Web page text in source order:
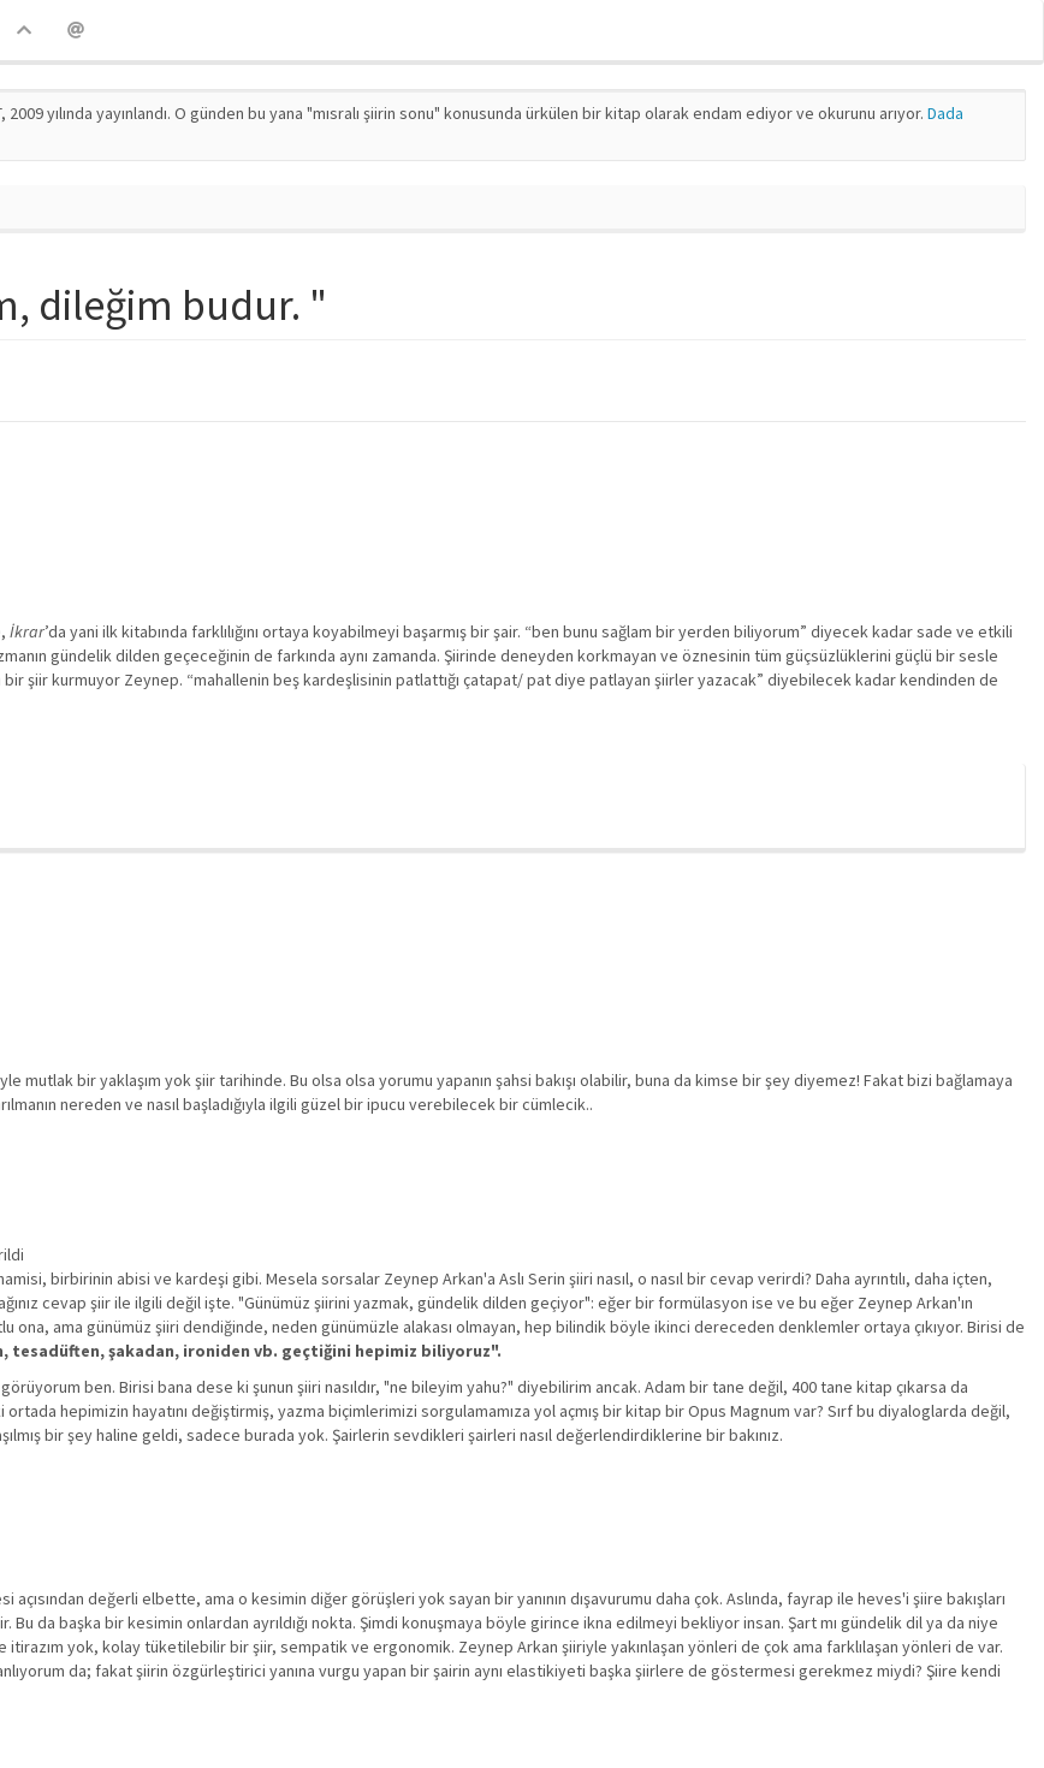
yılında yayınlandı. O günden bu yana "mısralı şiirin sonu" konusunda ürkülen bir kitap olarak endam ediyor ve okurunu arıyor. Dada
dileğim budur. "
İkrar’da yani ilk kitabında farklılığını ortaya koyabilmeyi başarmış bir şair. “ben bunu sağlam bir yerden biliyorum” diyecek kadar sade ve etkili
gündelik dilden geçeceğinin de farkında aynı zamanda. Şiirinde deneyden korkmayan ve öznesinin tüm güçsüzlüklerini güçlü bir sesle
şiir kurmuyor Zeynep. “mahallenin beş kardeşlisinin patlattığı çatapat/ pat diye patlayan şiirler yazacak” diyebilecek kadar kendinden de
mutlak bir yaklaşım yok şiir tarihinde. Bu olsa olsa yorumu yapanın şahsi bakışı olabilir, buna da kimse bir şey diyemez! Fakat bizi bağlamaya
nereden ve nasıl başladığıyla ilgili güzel bir ipucu verebilecek bir cümlecik..
birbirinin abisi ve kardeşi gibi. Mesela sorsalar Zeynep Arkan'a Aslı Serin şiiri nasıl, o nasıl bir cevap verirdi? Daha ayrıntılı, daha içten,
cevap şiir ile ilgili değil işte. "Günümüz şiirini yazmak, gündelik dilden geçiyor": eğer bir formülasyon ise ve bu eğer Zeynep Arkan'ın
ama günümüz şiiri dendiğinde, neden günümüzle alakası olmayan, hep bilindik böyle ikinci dereceden denklemler ortaya çıkıyor. Birisi de
tesadüften, şakadan, ironiden vb. geçtiğini hepimiz biliyoruz".
ben. Birisi bana dese ki şunun şiiri nasıldır, "ne bileyim yahu?" diyebilirim ancak. Adam bir tane değil, 400 tane kitap çıkarsa da
hepimizin hayatını değiştirmiş, yazma biçimlerimizi sorgulamamıza yol açmış bir kitap bir Opus Magnum var? Sırf bu diyaloglarda değil,
bir şey haline geldi, sadece burada yok. Şairlerin sevdikleri şairleri nasıl değerlendirdiklerine bir bakınız.
açısından değerli elbette, ama o kesimin diğer görüşleri yok sayan bir yanının dışavurumu daha çok. Aslında, fayrap ile heves'i şiire bakışları
Bu da başka bir kesimin onlardan ayrıldığı nokta. Şimdi konuşmaya böyle girince ikna edilmeyi bekliyor insan. Şart mı gündelik dil ya da niye
yok, kolay tüketilebilir bir şiir, sempatik ve ergonomik. Zeynep Arkan şiiriyle yakınlaşan yönleri de çok ama farklılaşan yönleri de var.
da; fakat şiirin özgürleştirici yanına vurgu yapan bir şairin aynı elastikiyeti başka şiirlere de göstermesi gerekmez miydi? Şiire kendi